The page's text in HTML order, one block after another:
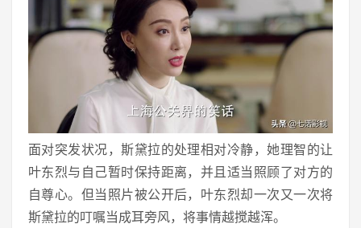
面对突发状况，斯黛拉的处理相对冷静，她理智的让
叶东烈与自己暂时保持距离，并且适当照顾了对方的
自尊心。但当照片被公开后，叶东烈却一次又一次将
斯黛拉的叮嘱当成耳旁风，将事情越搅越浑。